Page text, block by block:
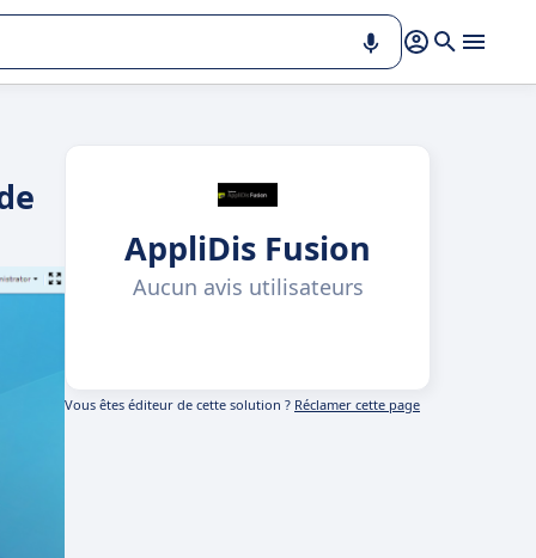
AppliDis Fusion
Aucun avis utilisateurs
Vous êtes éditeur de cette solution ? Réclamer cette page